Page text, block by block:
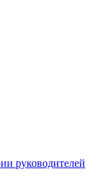
руководителей